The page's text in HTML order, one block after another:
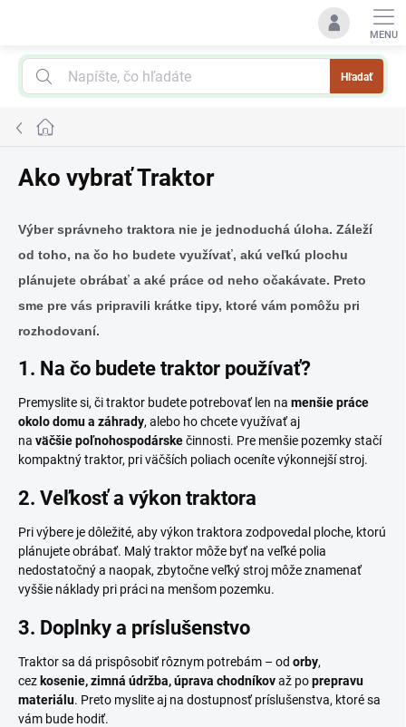
Hľadať
Domov
Ako vybrať Traktor
Výber správneho traktora nie je jednoduchá úloha. Záleží
od toho, na čo ho budete využívať, akú veľkú plochu
plánujete obrábať a aké práce od neho očakávate. Preto
sme pre vás pripravili krátke tipy, ktoré vám pomôžu pri
rozhodovaní.
1. Na čo budete traktor používať?
Premyslite si, či traktor budete potrebovať len na menšie práce
okolo domu a záhrady, alebo ho chcete využívať aj
na väčšiepoľnohospodárskečinnosti. Pre menšie pozemky stačí
kompaktný traktor, pri väčších poliach oceníte výkonnejší stroj.
2. Veľkosť a výkon traktora
Pri výbere je dôležité, aby výkon traktora zodpovedal ploche, ktorú
plánujete obrábať. Malý traktor môže byť na veľké polia
nedostatočný a naopak, zbytočne veľký stroj môže znamenať
vyššie náklady pri práci na menšom pozemku.
3. Doplnky a príslušenstvo
Traktor sa dá prispôsobiť rôznym potrebám – od orby,
cez kosenie, zimná údržba, úprava chodníkovaž poprepravu
materiálu. Preto myslite aj na dostupnosť príslušenstva, ktoré sa
vám bude hodiť.